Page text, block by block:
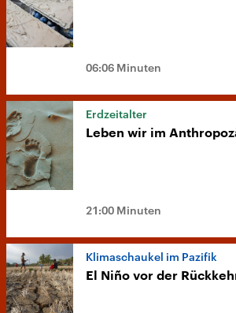
06:06 Minuten
Erdzeitalter
Leben wir im
21:00 Minuten
Klimaschaukel im Pazifik
El Niño vor der